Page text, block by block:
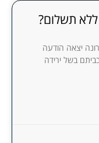
תשלום?
כבר 3 שנים. לאחרונה יצאה הודעה
בשל ירידה